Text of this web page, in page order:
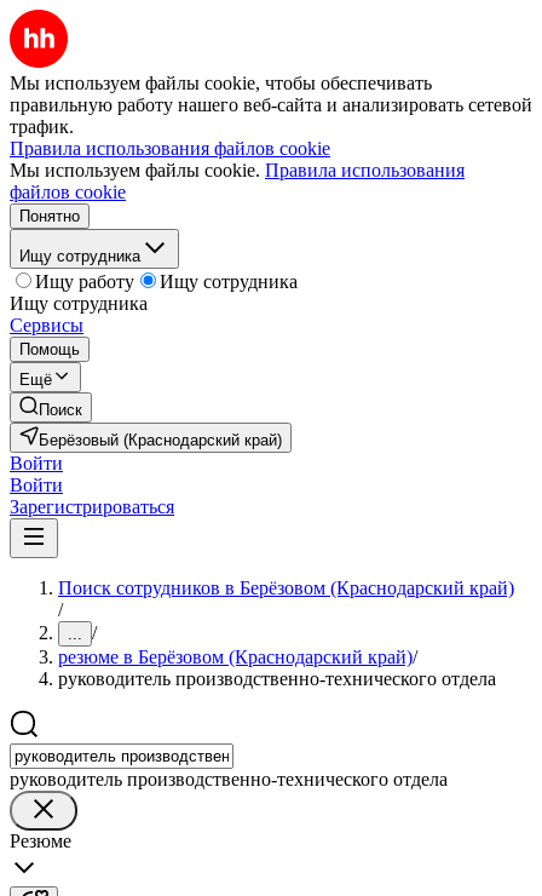
Мы используем файлы cookie, чтобы обеспечивать
правильную работу нашего веб-сайта и анализировать сетевой
трафик.
Правила использования файлов cookie
Мы используем файлы cookie. Правила использования
файлов cookie
Понятно
Ищу сотрудника
Ищу работу
Ищу сотрудника
Ищу сотрудника
Сервисы
Помощь
Ещё
Поиск
Берёзовый (Краснодарский край)
Войти
Войти
Зарегистрироваться
Поиск сотрудников в Берёзовом (Краснодарский край)
/
... /
резюме в Берёзовом (Краснодарский край)/
руководитель производственно-технического отдела
руководитель производственно-технического отдела
Резюме